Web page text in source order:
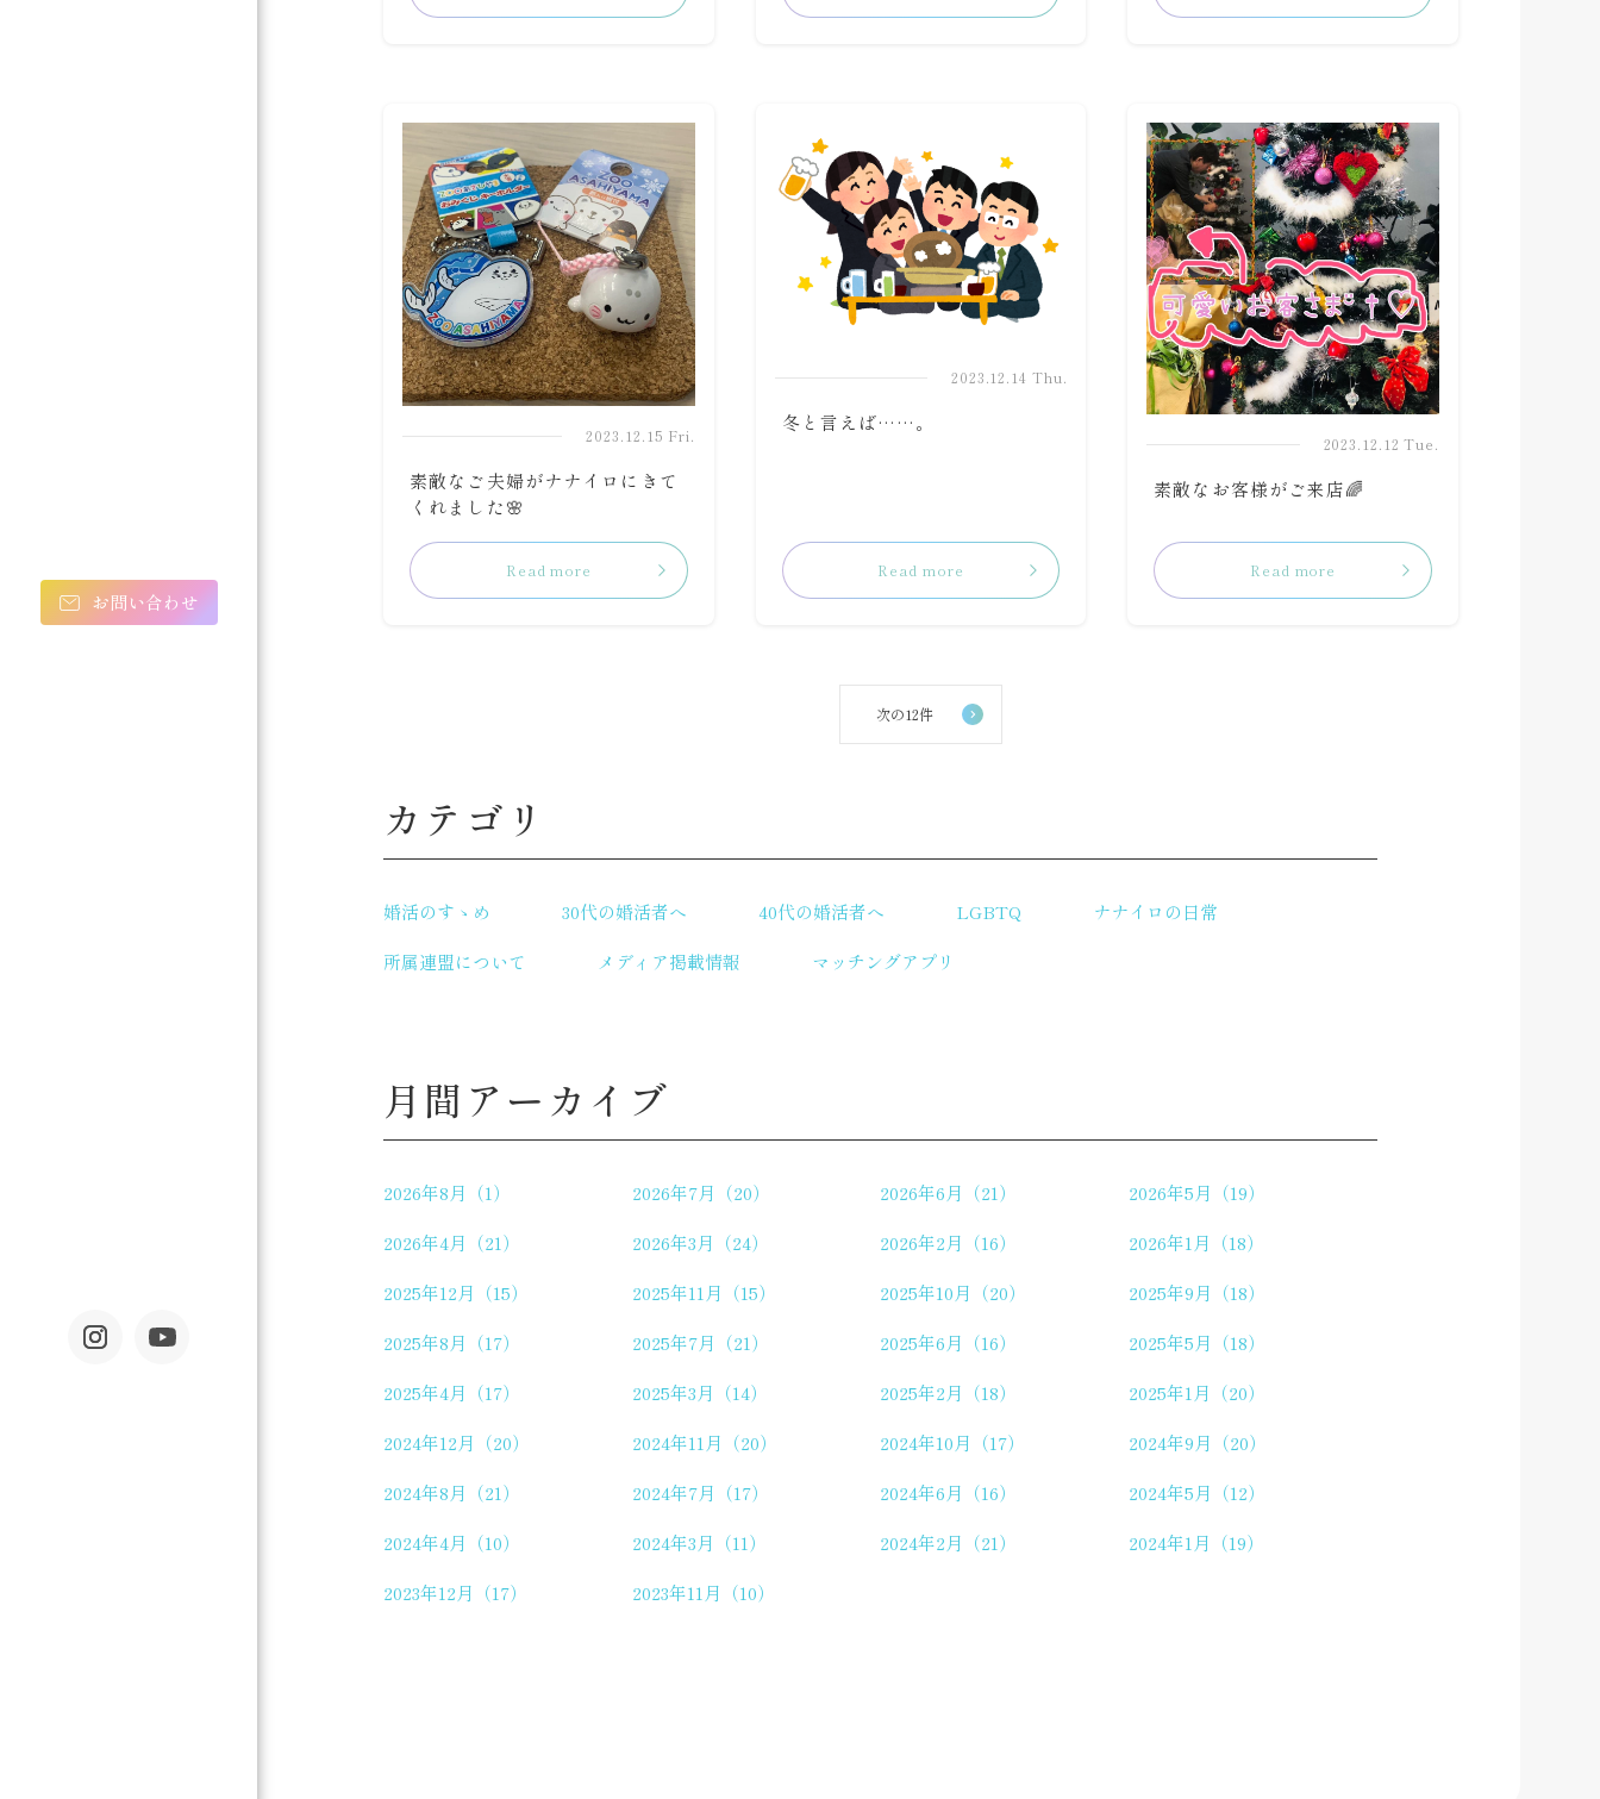
お問い合わせ
2023.12.15 Fri.
素敵なご夫婦がナナイロにきて
くれました🌸
Read more
2023.12.14 Thu.
冬と言えば……。
Read more
2023.12.12 Tue.
素敵なお客様がご来店🌈
Read more
次の12件
カテゴリ
婚活のすゝめ 30代の婚活者へ 40代の婚活者へ LGBTQ
ナナイロの日常
所属連盟について
メディア掲載情報 マッチングアプリ
月間アーカイブ
2026年8月（1） 2026年7月（20） 2026年6月（21）
2026年5月（19）
2026年4月（21）
2026年3月（24） 2026年2月（16）
2026年1月（18）
2025年12月（15）
2025年11月（15） 2025年10月（20）
2025年9月（18）
2025年8月（17）
2025年7月（21） 2025年6月（16）
2025年5月（18）
2025年4月（17）
2025年3月（14） 2025年2月（18）
2025年1月（20）
2024年12月（20）
2024年11月（20） 2024年10月（17）
2024年9月（20）
2024年8月（21）
2024年7月（17） 2024年6月（16）
2024年5月（12）
2024年4月（10）
2024年3月（11） 2024年2月（21）
2024年1月（19）
2023年12月（17）
2023年11月（10）